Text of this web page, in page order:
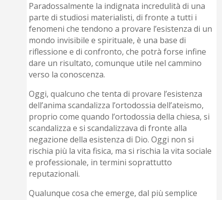
Paradossalmente la indignata incredulità di una
parte di studiosi materialisti, di fronte a tutti i
fenomeni che tendono a provare l’esistenza di un
mondo invisibile e spirituale, è una base di
riflessione e di confronto, che potrà forse infine
dare un risultato, comunque utile nel cammino
verso la conoscenza.
Oggi, qualcuno che tenta di provare l’esistenza
dell’anima scandalizza l’ortodossia dell’ateismo,
proprio come quando l’ortodossia della chiesa, si
scandalizza e si scandalizzava di fronte alla
negazione della esistenza di Dio. Oggi non si
rischia più la vita fisica, ma si rischia la vita sociale
e professionale, in termini soprattutto
reputazionali.
Qualunque cosa che emerge, dal più semplice